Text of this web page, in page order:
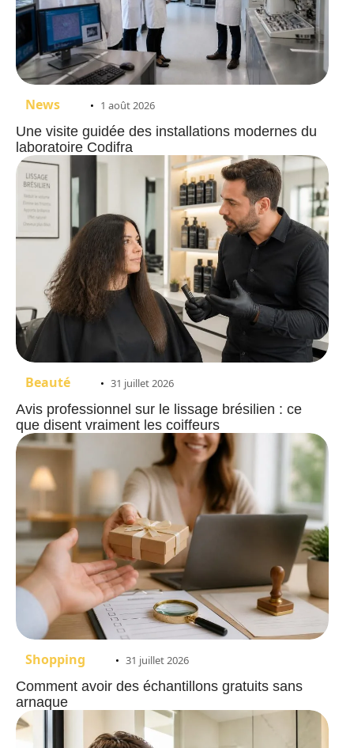
News 1 août 2026
Une visite guidée des installations modernes du
laboratoire Codifra
Beauté 31 juillet 2026
Avis professionnel sur le lissage brésilien : ce
que disent vraiment les coiffeurs
Shopping 31 juillet 2026
Comment avoir des échantillons gratuits sans
arnaque